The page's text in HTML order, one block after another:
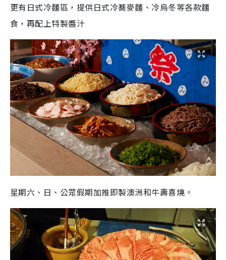
更有日式冷麵區，提供日式冷蕎麥麵、冷烏冬等各款麵
食，再配上特製醬汁
星期六、日、公眾假期加推即製澳洲和牛壽喜燒。